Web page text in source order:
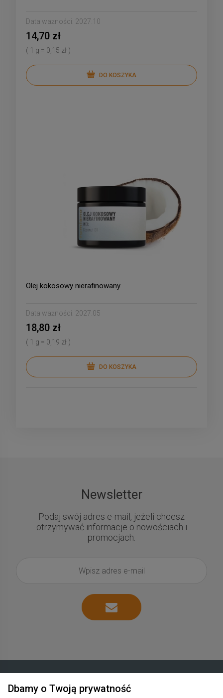
Data ważności: 2027.10
14,70 zł
( 1 g = 0,15 zł )
DO KOSZYKA
Olej kokosowy nierafinowany
Data ważności: 2027.05
18,80 zł
( 1 g = 0,19 zł )
DO KOSZYKA
Newsletter
Podaj swój adres e-mail, jeżeli chcesz
otrzymywać informacje o nowościach i
promocjach.
Dbamy o Twoją prywatność